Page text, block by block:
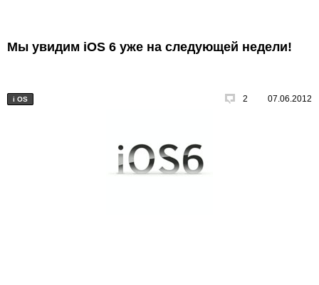
Мы увидим iOS 6 уже на следующей недели!
i OS 2 07.06.2012